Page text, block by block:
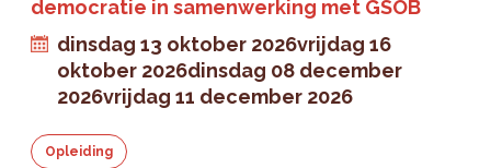
democratie in samenwerking met GSOB
dinsdag 13 oktober 2026vrijdag 16
oktober 2026dinsdag 08 december
2026vrijdag 11 december 2026
Opleiding